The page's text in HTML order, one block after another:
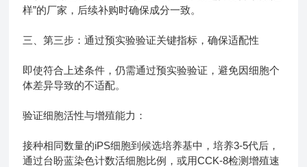
样”的厂家，后续补购时确保成分一致。
三、第三步：通过预实验验证关键指标，确保适配性
即使符合上述条件，仍需通过预实验验证，避免因细胞个
体差异导致的不适配。
验证细胞活性与增殖能力：
接种相同数量的iPS细胞到候选培养基中，培养3-5代后，
通过台盼蓝染色计数活细胞比例，或用CCK-8检测增殖速